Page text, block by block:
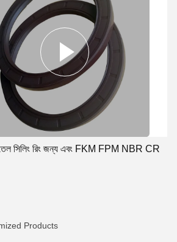
তেল সিলিং রিং জন্য এবং FKM FPM NBR CR
Products